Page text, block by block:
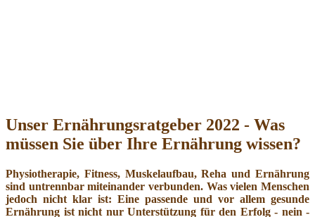
Unser Ernährungsratgeber 2022 - Was
müssen Sie über Ihre Ernährung wissen?
Physiotherapie, Fitness, Muskelaufbau, Reha und Ernährung
sind untrennbar miteinander verbunden. Was vielen Menschen
jedoch nicht klar ist: Eine passende und vor allem gesunde
Ernährung ist nicht nur Unterstützung für den Erfolg - nein -